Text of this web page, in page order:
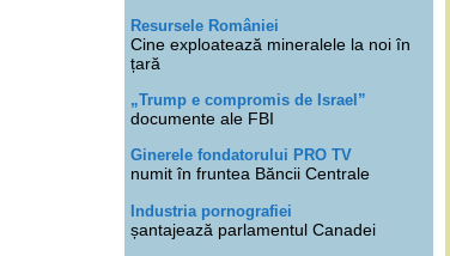
Resursele României
Cine exploatează mineralele la noi în
țară
„Trump e compromis de Israel”
documente ale FBI
Ginerele fondatorului PRO TV
numit în fruntea Băncii Centrale
Industria pornografiei
șantajează parlamentul Canadei